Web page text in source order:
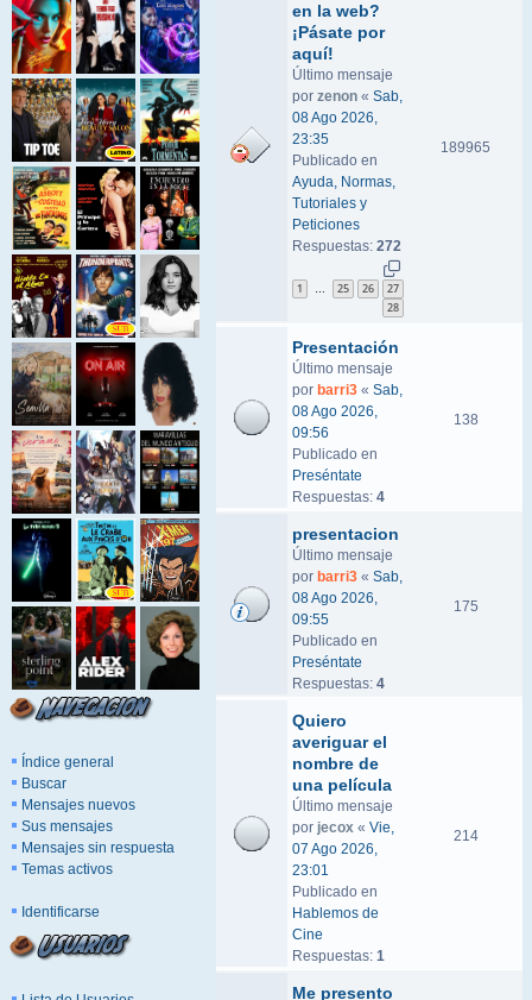
Índice general
Buscar
Mensajes nuevos
Sus mensajes
Mensajes sin respuesta
Temas activos
Identificarse
en la web?
¡Pásate por
aquí!
Último mensaje
por zenon « Sab,
08 Ago 2026,
23:35
Publicado en
Ayuda, Normas,
Tutoriales y
Peticiones
Respuestas: 272
1 25 26
27
28
189965
Presentación
Último mensaje
por barri3 « Sab,
08 Ago 2026,
09:56
Publicado en
Preséntate
Respuestas: 4
138
presentacion
Último mensaje
por barri3 « Sab,
08 Ago 2026,
09:55
Publicado en
Preséntate
Respuestas: 4
175
Quiero
averiguar el
nombre de
una película
Último mensaje
por jecox « Vie,
07 Ago 2026,
23:01
Publicado en
Hablemos de
Cine
Respuestas: 1
214
Me presento